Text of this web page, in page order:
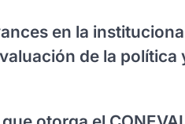
en la
de la política